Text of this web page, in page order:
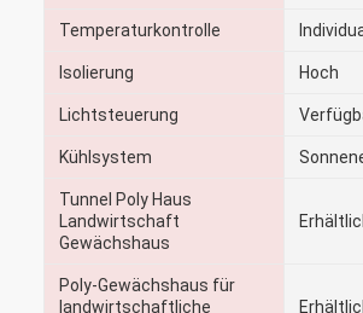
Temperaturkontrolle
Isolierung Hoch
Lichtsteuerung
Kühlsystem
Tunnel Poly Haus
Landwirtschaft
Gewächshaus
Poly-Gewächshaus für
landwirtschaftliche